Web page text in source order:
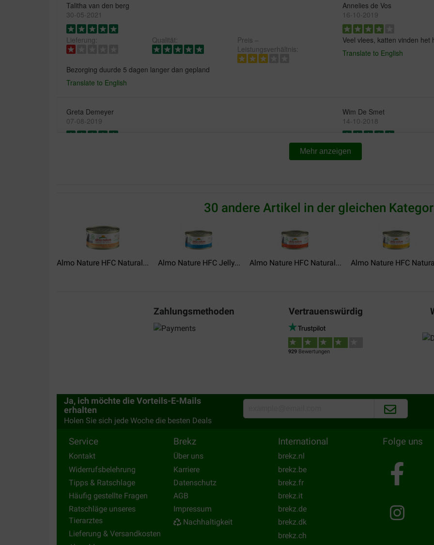
Talitha van den berg
30-05-2021
Lieferung: Qualität:
Preis –
Leistungsverhältnis:
Bezorging duurde 5 dagen langer dan gepland
Translate to English
Annelies de Vos
16-10-2019
Veel vlees, katten vinden het
Translate to English
Greta Demeyer
07-08-2019
Wim De Smet
14-10-2018
De katten eten het heel
gesmeten waardoor
Mehr anzeigen
30 andere Artikel in der gleichen
Almo Nature HFC Natural... Almo Nature HFC Jelly... Almo Nature HFC Natural... Almo Nature HFC
Zahlungsmethoden Vertrauenswürdig
929Bewertungen
Ja, ich möchte die Vorteils-E-Mails
erhalten
Holen Sie sich jede Woche die besten Deals
Service
Kontakt
Widerrufsbelehrung
Tipps & Ratschlage
Häufig gestellte Fragen
Ratschläge unseres
Tierarztes
Lieferung & Versandkosten
Brekz
Über uns
Karriere
Datenschutz
AGB
Impressum
Nachhaltigkeit
International
brekz.nl
brekz.be
brekz.fr
brekz.it
brekz.de
brekz.dk
brekz.ch
Folge uns